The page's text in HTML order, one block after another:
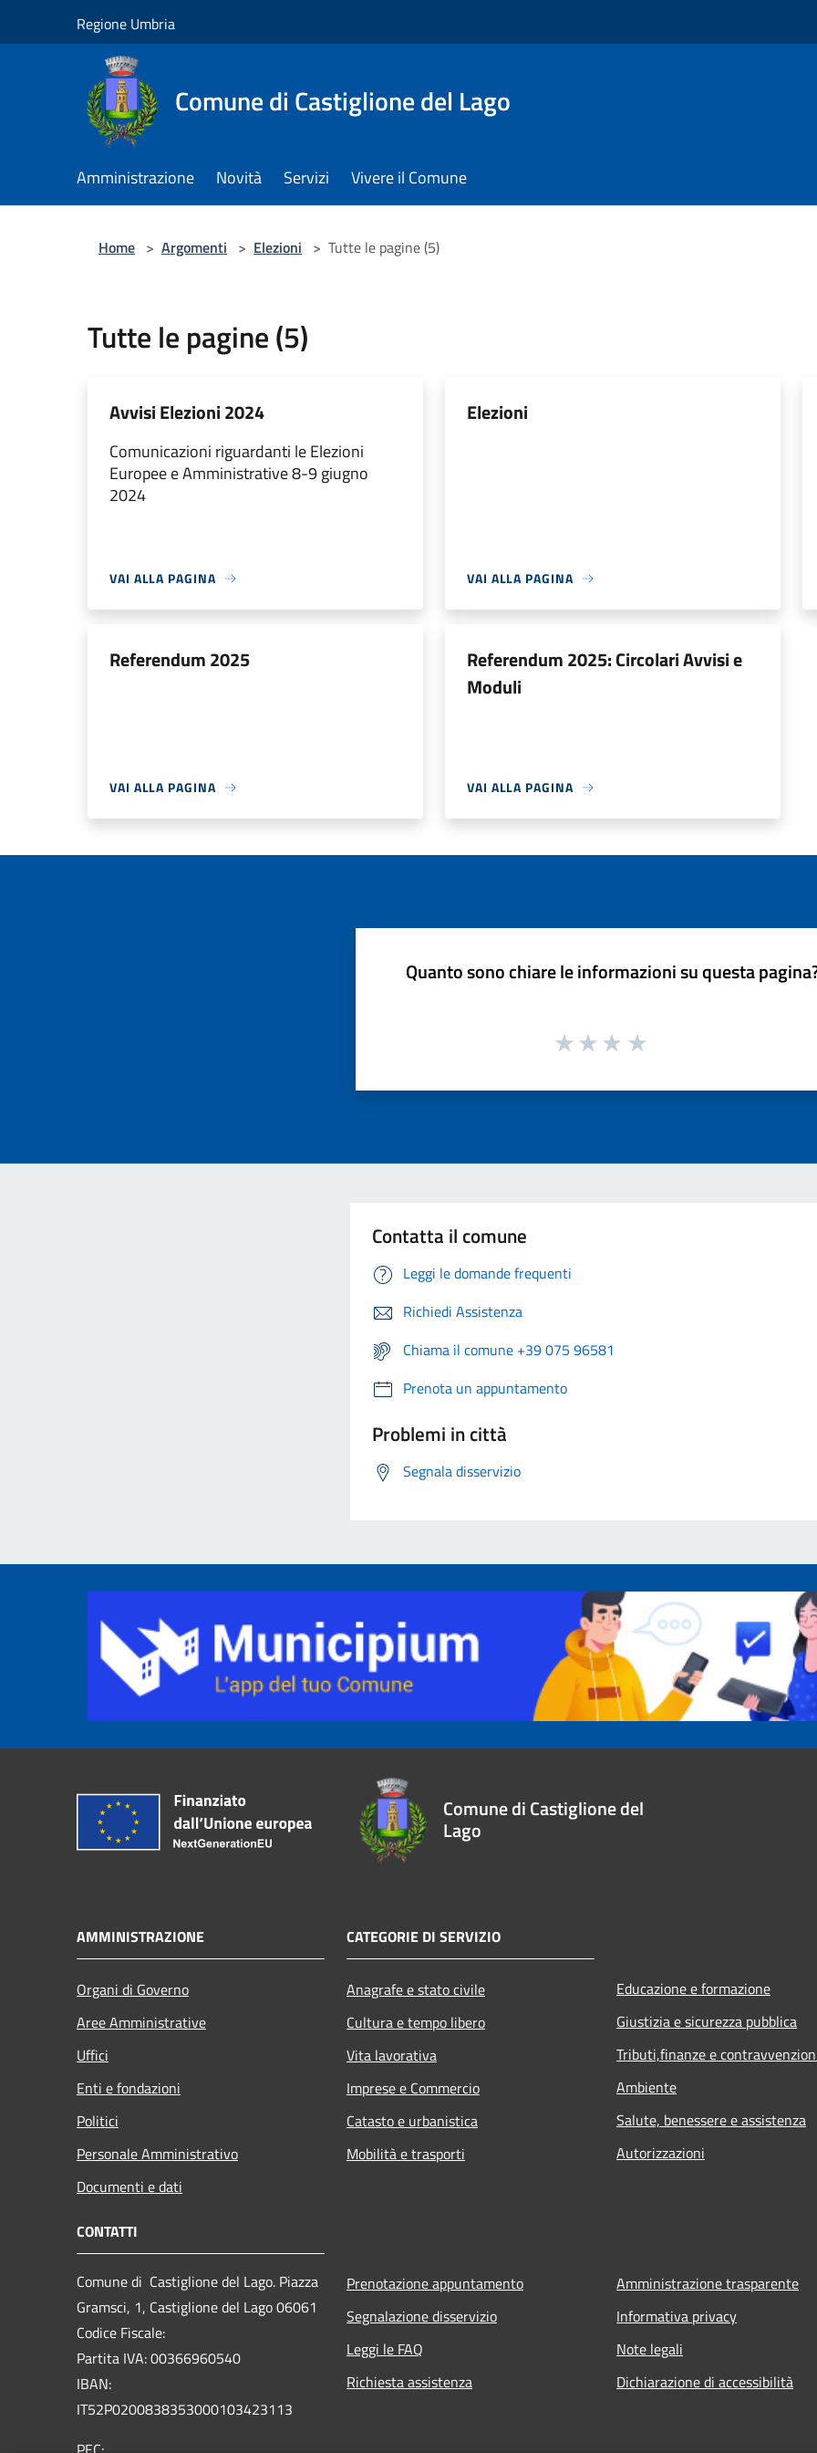
Regione Umbria
Comune di Castiglione del Lago
Amministrazione Novità Servizi Vivere il Comune
Home > Argomenti > Elezioni > Tutte le pagine (5)
Tutte le pagine (5)
Avvisi Elezioni 2024
Comunicazioni riguardanti le Elezioni
Europee e Amministrative 8-9 giugno
2024
VAI ALLA PAGINA
Elezioni
VAI ALLA PAGINA
Referendum 2025
VAI ALLA PAGINA
Referendum 2025: Circolari Avvisi e
Moduli
VAI ALLA PAGINA
Quanto sono chiare le informazioni su questa
Contatta il comune
Leggi le domande frequenti
Richiedi Assistenza
Chiama il comune +39 075 96581
Prenota un appuntamento
Problemi in città
Segnala disservizio
Comune di Castiglione del
Lago
AMMINISTRAZIONE
Organi di Governo
Aree Amministrative
Uffici
Enti e fondazioni
Politici
Personale Amministrativo
Documenti e dati
CATEGORIE DI SERVIZIO
Anagrafe e stato civile
Cultura e tempo libero
Vita lavorativa
Imprese e Commercio
Catasto e urbanistica
Mobilità e trasporti
Educazione e formazione
Giustizia e sicurezza pubblica
Tributi,finanze e
Ambiente
Salute, benessere e assistenza
Autorizzazioni
CONTATTI
Comune di Castiglione del Lago. Piazza
Gramsci, 1, Castiglione del Lago 06061
Codice Fiscale:
Partita IVA: 00366960540
IBAN:
IT52P0200838353000103423113
Prenotazione appuntamento
Segnalazione disservizio
Leggi le FAQ
Richiesta assistenza
Amministrazione trasparente
Informativa privacy
Note legali
Dichiarazione di accessibilità